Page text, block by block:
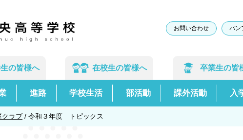
お問い合わせ パン
の皆様へ 在校生の皆様へ 卒業生の皆
進路 学校生活 部活動 課外活動 入
クラブ / 令和３年度 トピックス